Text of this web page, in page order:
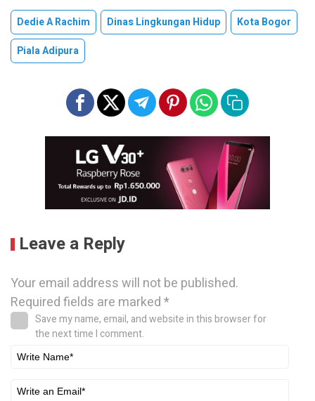
Dedie A Rachim Dinas Lingkungan Hidup
Kota Bogor
Piala Adipura
Leave a Reply
Your email address will not be published.
Required fields are marked*
Save my name, email, and website in this browser for
the next time I comment.